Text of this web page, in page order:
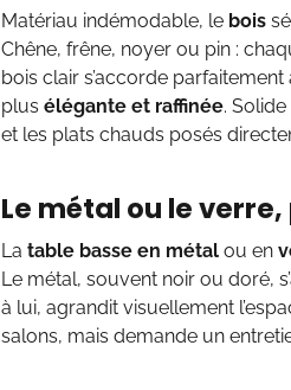
Matériau indémodable, le bois
Chêne, frêne, noyer ou pin :
bois clair s’accorde parfaitement
plus élégante et raffinée.
et les plats chauds posés
Le métal ou le
La table basse en métal ou en
Le métal, souvent noir ou doré,
à lui, agrandit visuellement
salons, mais demande un